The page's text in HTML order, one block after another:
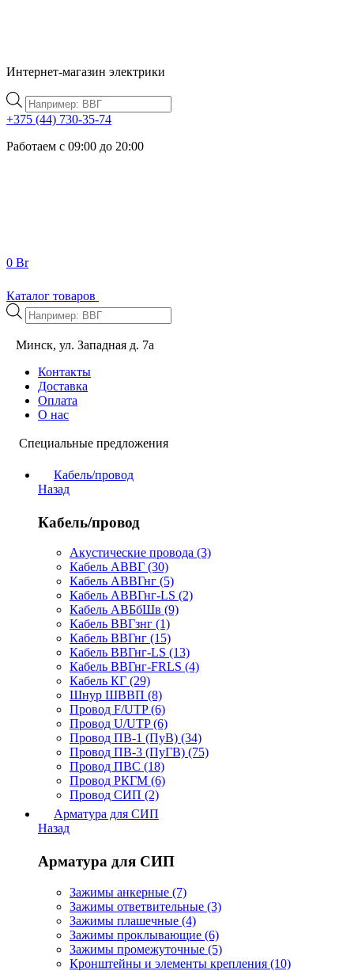
Интернет-магазин электрики
Поиск
товаров
+375 (44) 730-35-74
Работаем с 09:00 до 20:00
0 Br
Каталог товаров
Поиск
товаров
Минск, ул. Западная д. 7а
Контакты
Доставка
Оплата
О нас
Специальные предложения
Кабель/провод
Назад
Кабель/провод
Акустические провода (3)
Кабель АВВГ (30)
Кабель АВВГнг (5)
Кабель АВВГнг-LS (2)
Кабель АВБбШв (9)
Кабель ВВГзнг (1)
Кабель ВВГнг (15)
Кабель ВВГнг-LS (13)
Кабель ВВГнг-FRLS (4)
Кабель КГ (29)
Шнур ШВВП (8)
Провод F/UTP (6)
Провод U/UTP (6)
Провод ПВ-1 (ПуВ) (34)
Провод ПВ-3 (ПуГВ) (75)
Провод ПВС (18)
Провод РКГМ (6)
Провод СИП (2)
Арматура для СИП
Назад
Арматура для СИП
Зажимы анкерные (7)
Зажимы ответвительные (3)
Зажимы плашечные (4)
Зажимы проклывающие (6)
Зажимы промежуточные (5)
Кронштейны и элементы крепления (10)